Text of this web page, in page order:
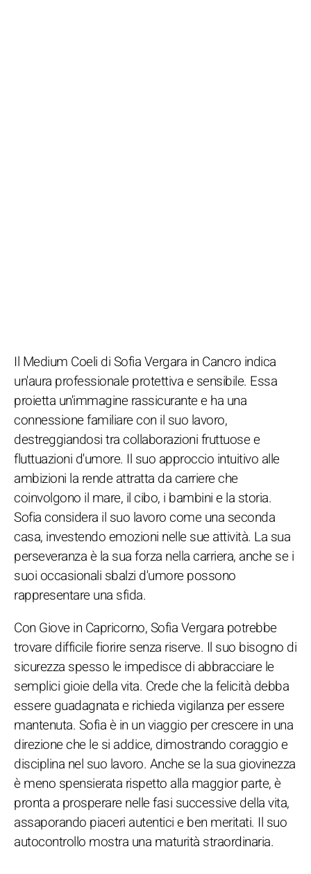
Il Medium Coeli di Sofia Vergara in Cancro indica
un'aura professionale protettiva e sensibile. Essa
proietta un'immagine rassicurante e ha una
connessione familiare con il suo lavoro,
destreggiandosi tra collaborazioni fruttuose e
fluttuazioni d'umore. Il suo approccio intuitivo alle
ambizioni la rende attratta da carriere che
coinvolgono il mare, il cibo, i bambini e la storia.
Sofia considera il suo lavoro come una seconda
casa, investendo emozioni nelle sue attività. La sua
perseveranza è la sua forza nella carriera, anche se i
suoi occasionali sbalzi d'umore possono
rappresentare una sfida.
Con Giove in Capricorno, Sofia Vergara potrebbe
trovare difficile fiorire senza riserve. Il suo bisogno di
sicurezza spesso le impedisce di abbracciare le
semplici gioie della vita. Crede che la felicità debba
essere guadagnata e richieda vigilanza per essere
mantenuta. Sofia è in un viaggio per crescere in una
direzione che le si addice, dimostrando coraggio e
disciplina nel suo lavoro. Anche se la sua giovinezza
è meno spensierata rispetto alla maggior parte, è
pronta a prosperare nelle fasi successive della vita,
assaporando piaceri autentici e ben meritati. Il suo
autocontrollo mostra una maturità straordinaria.